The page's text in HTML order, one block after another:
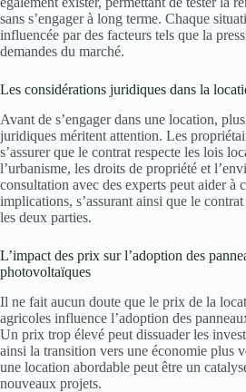
sans s’engager à long terme. Chaque
influencée par des facteurs tels que la
demandes du marché.
Les considérations juridiques dans la
Avant de s’engager dans une location,
juridiques méritent attention. Les
s’assurer que le contrat respecte les lois
l’urbanisme, les droits de propriété et
consultation avec des experts peut aider à
implications, s’assurant ainsi que le
les deux parties.
L’impact des prix sur l’adoption des
photovoltaïques
Il ne fait aucun doute que le prix de la
agricoles influence l’adoption des
Un prix trop élevé peut dissuader les
ainsi la transition vers une économie plus
une location abordable peut être un
nouveaux projets.